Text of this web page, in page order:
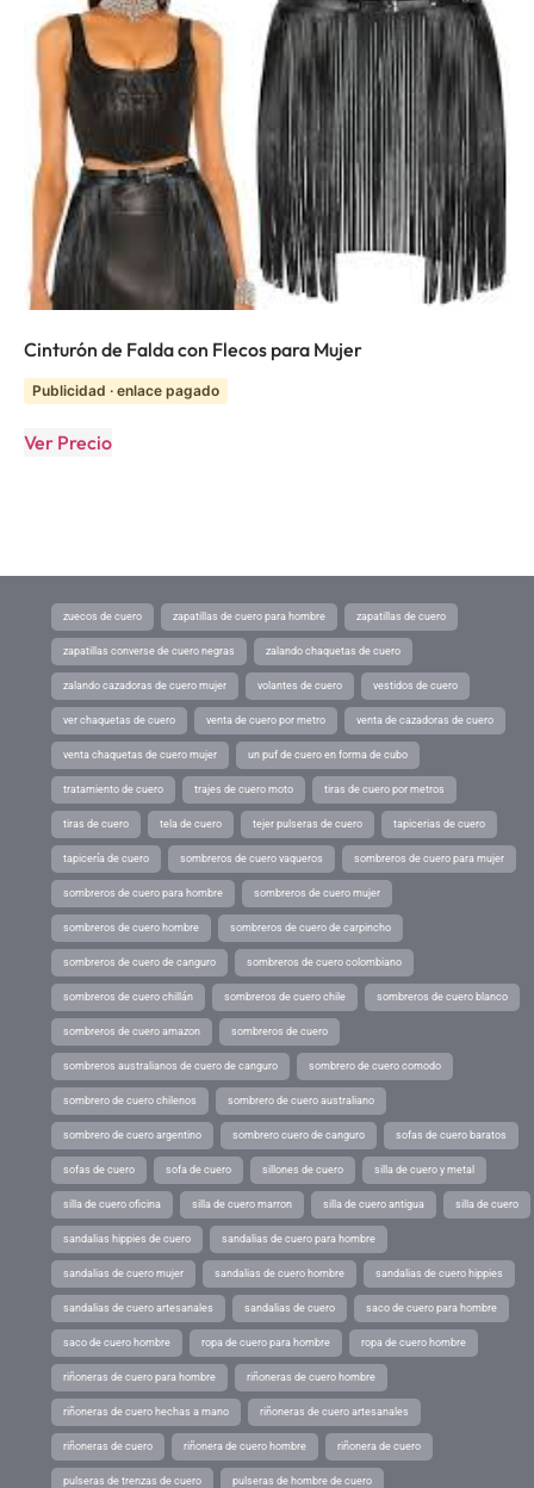
Cinturón de Falda con Flecos para Mujer
Publicidad · enlace pagado
Ver Precio
zuecos de cuero zapatillas de cuero para hombre zapatillas de cuero
zapatillas converse de cuero negras zalando chaquetas de cuero
zalando cazadoras de cuero mujer volantes de cuero vestidos de cuero
ver chaquetas de cuero venta de cuero por metro venta de cazadoras de cuero
venta chaquetas de cuero mujer un puf de cuero en forma de cubo
tratamiento de cuero trajes de cuero moto tiras de cuero por metros
tiras de cuero tela de cuero tejer pulseras de cuero tapicerias de cuero
tapicería de cuero sombreros de cuero vaqueros sombreros de cuero para mujer
sombreros de cuero para hombre sombreros de cuero mujer
sombreros de cuero hombre sombreros de cuero de carpincho
sombreros de cuero de canguro sombreros de cuero colombiano
sombreros de cuero chillán sombreros de cuero chile sombreros de cuero blanco
sombreros de cuero amazon sombreros de cuero
sombreros australianos de cuero de canguro sombrero de cuero comodo
sombrero de cuero chilenos sombrero de cuero australiano
sombrero de cuero argentino sombrero cuero de canguro sofas de cuero baratos
sofas de cuero sofa de cuero sillones de cuero silla de cuero y metal
silla de cuero oficina silla de cuero marron silla de cuero antigua silla de cuero
sandalias hippies de cuero sandalias de cuero para hombre
sandalias de cuero mujer sandalias de cuero hombre sandalias de cuero hippies
sandalias de cuero artesanales sandalias de cuero saco de cuero para hombre
saco de cuero hombre ropa de cuero para hombre ropa de cuero hombre
riñoneras de cuero para hombre riñoneras de cuero hombre
riñoneras de cuero hechas a mano riñoneras de cuero artesanales
riñoneras de cuero riñonera de cuero hombre riñonera de cuero
pulseras de trenzas de cuero pulseras de hombre de cuero